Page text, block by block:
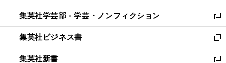
開
く
ウ
で
開
く
ン
ド
ウ
で
開
く
ウ
ィ
ン
ド
ウ
で
集英社学芸部 - 学芸・ノンフィクション
新
し
い
ウ
ィ
集英社ビジネス書
新
し
い
集英社新書
新